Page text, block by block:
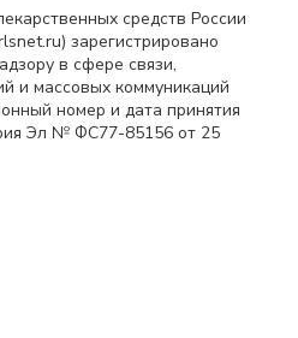
средств России
зарегистрировано
в сфере связи,
и массовых коммуникаций
номер и дата принятия
Эл № ФС77-85156 от 25